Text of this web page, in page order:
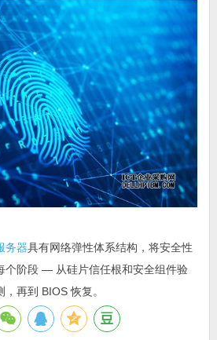
务器具有网络弹性体系结构，将安全性
个阶段 — 从硅片信任根和安全组件验
再到 BIOS 恢复。